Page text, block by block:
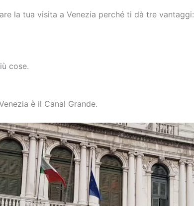
la tua visita a Venezia perché ti dà tre vantaggi:
cose.
è il Canal Grande.